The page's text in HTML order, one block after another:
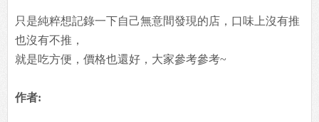
只是純粹想記錄一下自己無意間發現的店，口味上沒有推
也沒有不推，
就是吃方便，價格也還好，大家參考參考~
作者: